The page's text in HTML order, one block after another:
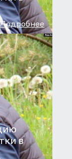
Подробнее
в